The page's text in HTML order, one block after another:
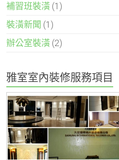
補習班裝潢 (1)
裝潢新聞 (1)
辦公室裝潢 (2)
雅室室內裝修服務項目